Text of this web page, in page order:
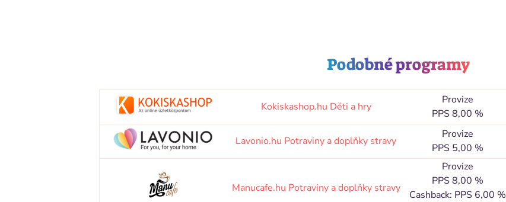
Podobné programy
Kokiskashop.hu Děti a hry
Provize
PPS 8,00 %
Lavonio.hu Potraviny a doplňky stravy
Provize
PPS 5,00 %
Manucafe.hu Potraviny a doplňky stravy
Provize
PPS 8,00 %
Cashback: PPS 6,00 %